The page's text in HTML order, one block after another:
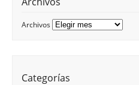
Archivos
Categorías